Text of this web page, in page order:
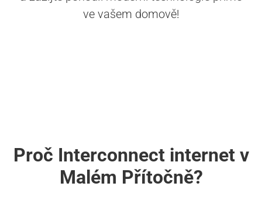
ve vašem domově!
Proč Interconnect internet v
Malém Přítočně?